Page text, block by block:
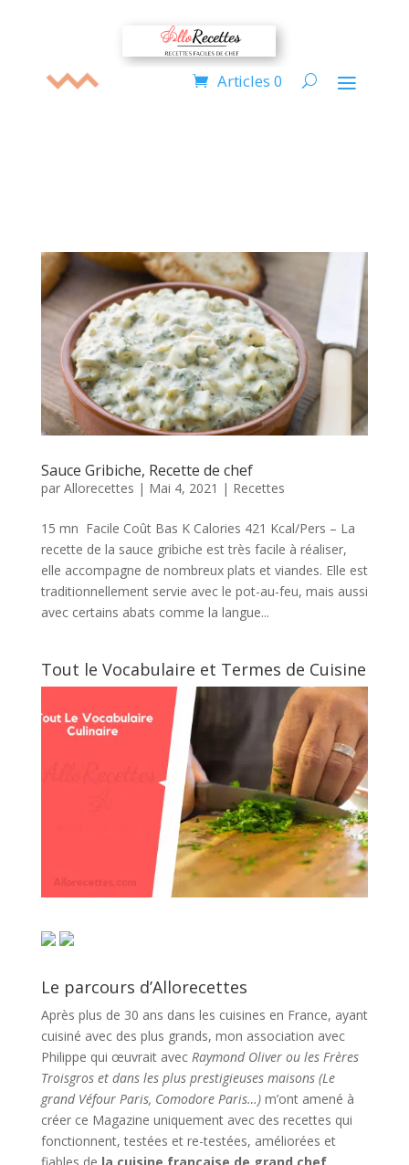
Articles 0
Sauce Gribiche, Recette de chef
par Allorecettes | Mai 4, 2021 | Recettes
15 mn Facile Coût Bas K Calories 421 Kcal/Pers – La
recette de la sauce gribiche est très facile à réaliser,
elle accompagne de nombreux plats et viandes. Elle est
traditionnellement servie avec le pot-au-feu, mais aussi
avec certains abats comme la langue...
Tout le Vocabulaire et Termes de Cuisine
Le parcours d’Allorecettes
Après plus de 30 ans dans les cuisines en France, ayant
cuisiné avec des plus grands, mon association avec
Philippe qui œuvrait avec Raymond Oliver ou les Frères
Troisgros et dans les plus prestigieuses maisons (Le
grand Véfour Paris, Comodore Paris…)m’ont amené à
créer ce Magazine uniquement avec des recettes qui
fonctionnent, testées et re-testées, améliorées et